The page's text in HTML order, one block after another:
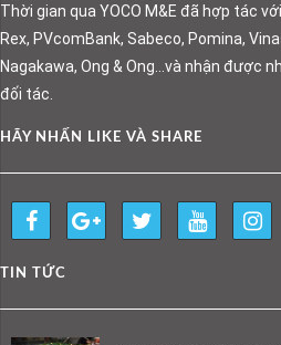
Thời gian qua YOCO M&E đã hợp tác
Rex, PVcomBank, Sabeco, Pomina,
Nagakawa, Ong & Ong…và nhận được
đối tác.
HÃY NHẤN LIKE VÀ SHARE
TIN TỨC